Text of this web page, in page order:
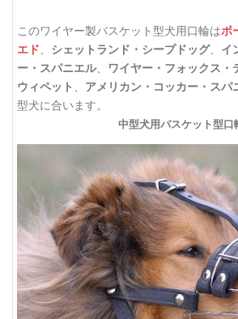
このワイヤー製バスケット型犬用口輪はボ
エド
シェットランド・シープドッグ、 イ
ー・スパニエル、 ワイヤー・フォックス・
ウィペット
アメリカン・コッカー・スパ
型犬に合います。
中型犬用バスケット型口